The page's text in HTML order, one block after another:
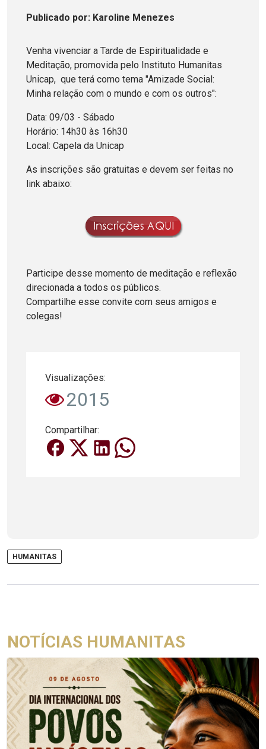
Publicado por: Karoline Menezes
Venha vivenciar a Tarde de Espiritualidade e
Meditação, promovida pelo Instituto Humanitas
Unicap, que terá como tema "Amizade Social:
Minha relação com o mundo e com os outros":
Data: 09/03 - Sábado
Horário: 14h30 às 16h30
Local: Capela da Unicap
As inscrições são gratuitas e devem ser feitas no
link abaixo:
Participe desse momento de meditação e reflexão
direcionada a todos os públicos.
Compartilhe esse convite com seus amigos e
colegas!
Visualizações:
2015
Compartilhar:
HUMANITAS
NOTÍCIAS HUMANITAS